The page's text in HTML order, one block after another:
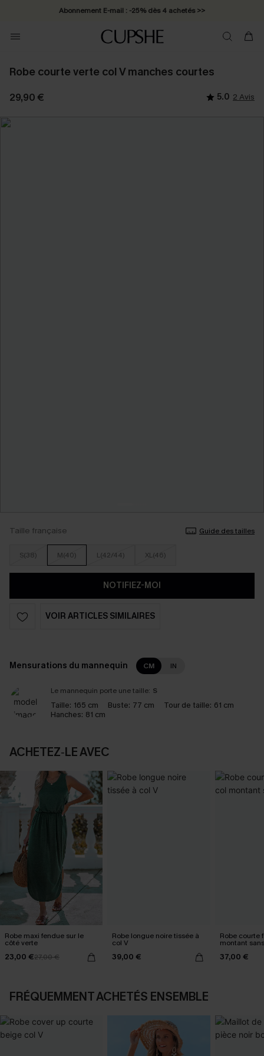
Abonnement E-mail : -25% dès 4 achetés >>
Robe courte verte col V manches courtes
29,90 € 5.0 2 Avis
Taille française Guide des tailles
S(38) M(40) L(42/44) XL(46)
NOTIFIEZ-MOI
VOIR ARTICLES SIMILAIRES
Mensurations du mannequin CM IN
Le mannequin porte une taille: S
Taille: 165 cm Buste: 77 cm Tour de taille: 61 cm
Hanches: 81 cm
ACHETEZ‑LE AVEC
Robe maxi fendue sur le
côté verte
23,00 €27,00 €
Robe longue noire tissée à
col V
39,00 €
Robe courte
montant
37,00 €
FRÉQUEMMENT ACHETÉS ENSEMBLE